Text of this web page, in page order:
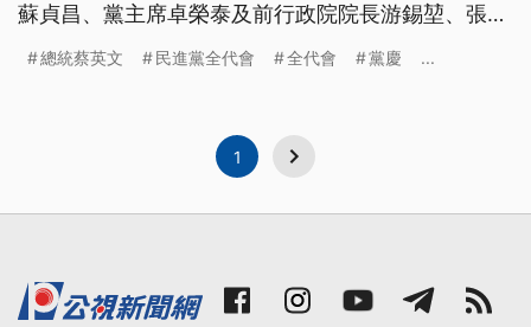
蘇貞昌、黨主席卓榮泰及前行政院院長游錫堃、張俊
糕，民進黨28號回到創黨地點圓山大飯店，舉辦全國
總統蔡英文 民進黨全代會 全代會 黨慶 ...
1